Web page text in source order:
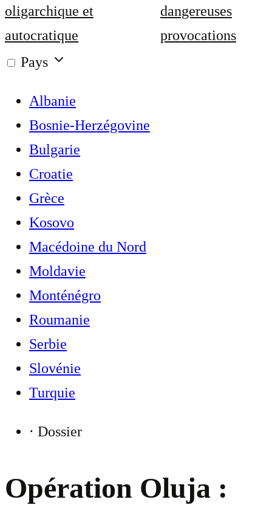
oligarchique et
autocratique
dangereuses
provocations
Pays
Albanie
Bosnie-Herzégovine
Bulgarie
Croatie
Grèce
Kosovo
Macédoine du Nord
Moldavie
Monténégro
Roumanie
Serbie
Slovénie
Turquie
⋅ Dossier
Opération Oluja :